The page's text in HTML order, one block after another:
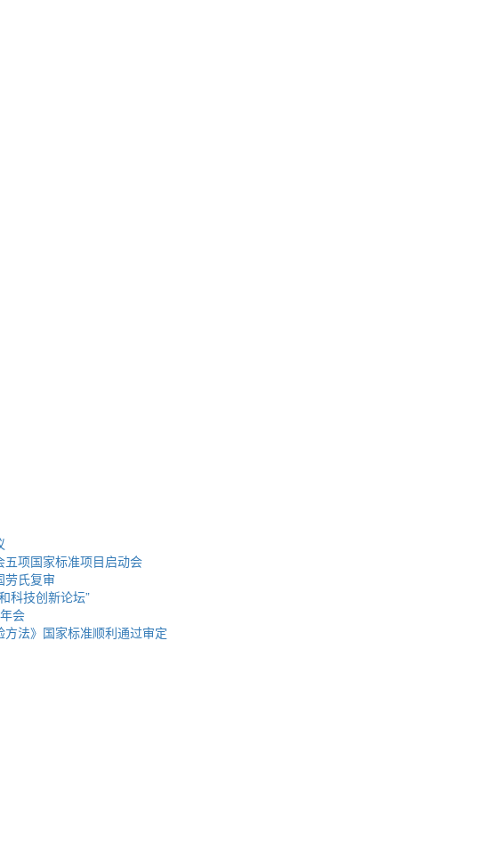
项国家标准项目启动会
劳氏复审
科技创新论坛”
会
法》国家标准顺利通过审定